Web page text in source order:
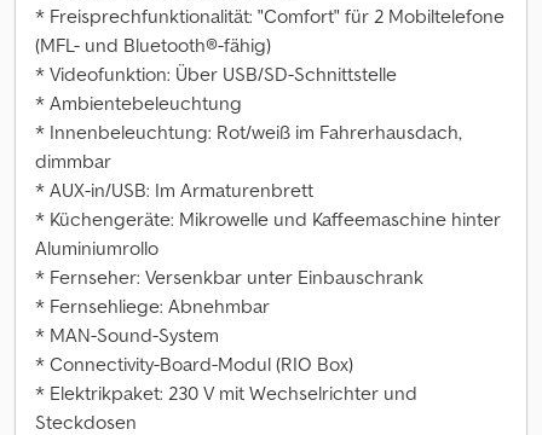
* Freisprechfunktionalität: "Comfort" für 2 Mobiltelefone
(MFL- und Bluetooth®-fähig)
* Videofunktion: Über USB/SD-Schnittstelle
* Ambientebeleuchtung
* Innenbeleuchtung: Rot/weiß im Fahrerhausdach,
dimmbar
* AUX-in/USB: Im Armaturenbrett
* Küchengeräte: Mikrowelle und Kaffeemaschine hinter
Aluminiumrollo
* Fernseher: Versenkbar unter Einbauschrank
* Fernsehliege: Abnehmbar
* MAN-Sound-System
* Connectivity-Board-Modul (RIO Box)
* Elektrikpaket: 230 V mit Wechselrichter und
Steckdosen